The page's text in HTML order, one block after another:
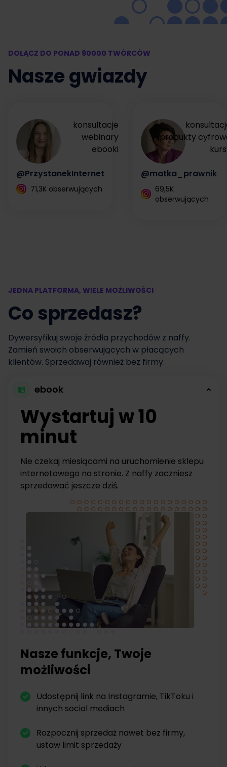
DOŁĄCZ DO PONAD 90000 TWÓRCÓW
Nasze gwiazdy
konsultacje
webinary
ebooki
@PrzystanekInternet
71,3K obserwujących
produkty
@matka_prawnik
69,5K
obserwujących
JEDNA PLATFORMA, WIELE MOŻLIWOŚCI
Co sprzedasz?
Dywersyfikuj swoje źródła przychodów z naffy.
Zamień swoich obserwujących w płacących
klientów. Sprzedawaj również bez firmy.
ebook
Wystartuj w 10
minut
Nie czekaj miesiącami na uruchomienie sklepu
internetowego na stronie. Z naffy zaczniesz
sprzedawać jeszcze dziś.
Nasze funkcje, Twoje
możliwości
Udostępnij link na Instagramie, TikToku i
innych social mediach
Rozpocznij sprzedaż nawet bez firmy,
ustaw limit sprzedaży